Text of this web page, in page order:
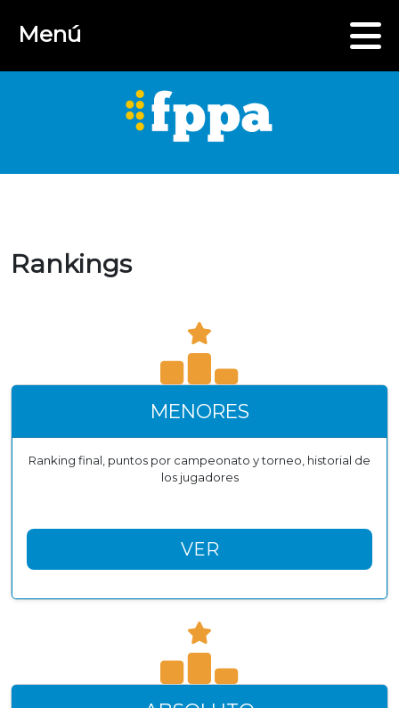
Menú
Rankings
MENORES
Ranking final, puntos por campeonato y torneo, historial de
los jugadores
VER